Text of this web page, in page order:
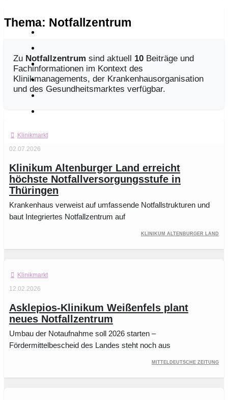
Thema: Notfallzentrum
Zu Notfallzentrum sind aktuell 10 Beiträge und
Fachinformationen im Kontext des
Klinikmanagements, der Krankenhausorganisation
und des Gesundheitsmarktes verfügbar.
Klinikmarkt
02.07.2026
Klinikum Altenburger Land erreicht
höchste Notfallversorgungsstufe in
Thüringen
Krankenhaus verweist auf umfassende Notfallstrukturen und
baut Integriertes Notfallzentrum auf
Klinikum Altenburger Land
Klinikmarkt
12.02.2026
Asklepios-Klinikum Weißenfels plant
neues Notfallzentrum
Umbau der Notaufnahme soll 2026 starten –
Fördermittelbescheid des Landes steht noch aus
Mitteldeutsche Zeitung